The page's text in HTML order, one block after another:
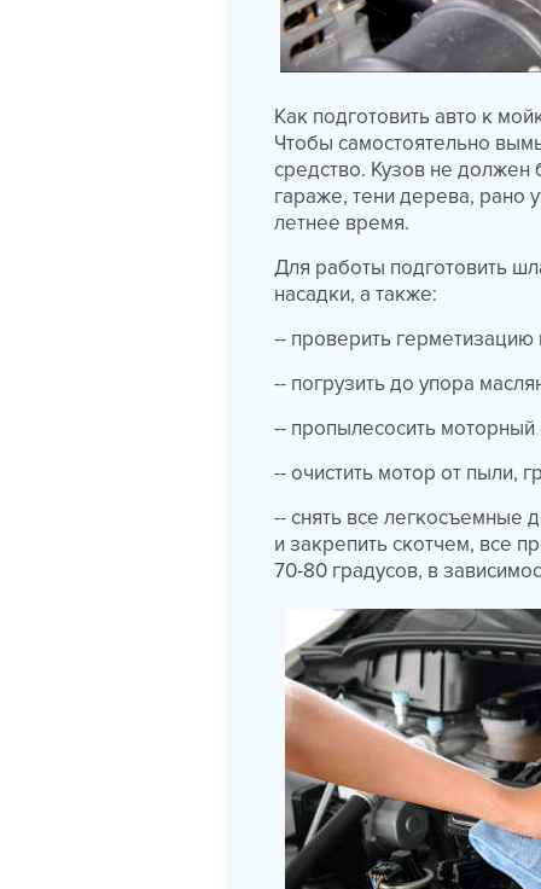
Как подготовить авто к
Чтобы самостоятельно
средство. Кузов не
гараже, тени дерева, рано
летнее время.
Для работы подготовить
насадки, а также:
-- проверить герметизацию
-- погрузить до упора
-- пропылесосить
-- очистить мотор от пыли,
-- снять все легкосъемные
и закрепить скотчем, все
70-80 градусов, в